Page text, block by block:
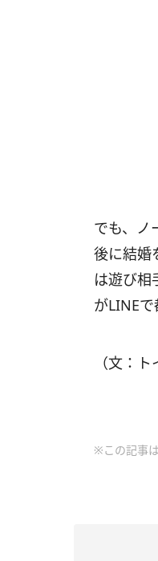
でも、ノ
後に結婚
は遊び相
がLINE
（文：
※この記事